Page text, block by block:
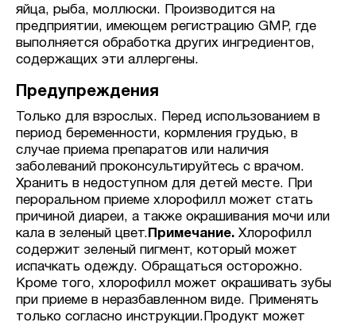
яйца, рыба, моллюски. Производится на
предприятии, имеющем регистрацию GMP, где
выполняется обработка других ингредиентов,
содержащих эти аллергены.
Предупреждения
Только для взрослых. Перед использованием в
период беременности, кормления грудью, в
случае приема препаратов или наличия
заболеваний проконсультируйтесь с врачом.
Хранить в недоступном для детей месте. При
пероральном приеме хлорофилл может стать
причиной диареи, а также окрашивания мочи или
кала в зеленый цвет. Примечание. Хлорофилл
содержит зеленый пигмент, который может
испачкать одежду. Обращаться осторожно.
Кроме того, хлорофилл может окрашивать зубы
при приеме в неразбавленном виде. Применять
только согласно инструкции.Продукт может